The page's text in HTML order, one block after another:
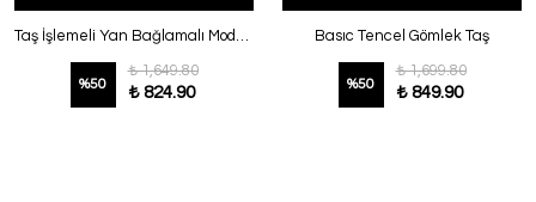
Taş İşlemeli Yan Bağlamalı Modal Gömlek Siyah
%50
₺ 1,649.80
₺ 824.90
Basıc Tencel Gömlek Taş
%50
₺ 1,699.80
₺ 849.90